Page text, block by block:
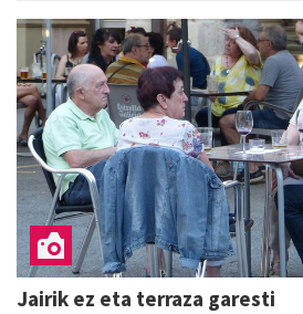
Jairik ez eta terraza garesti